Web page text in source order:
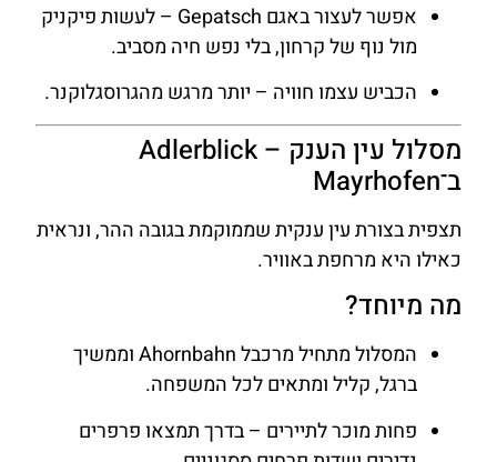
אפשר לעצור באגם Gepatsch – לעשות פיקניק
מול נוף של קרחון, בלי נפש חיה מסביב.
הכביש עצמו חוויה – יותר מרגש מהגרוסגלוקנר.
מסלול עין הענק – Adlerblick
ב־Mayrhofen
תצפית בצורת עין ענקית שממוקמת בגובה ההר, ונראית
כאילו היא מרחפת באוויר.
מה מיוחד?
המסלול מתחיל מרכבל Ahornbahn וממשיך
ברגל, קליל ומתאים לכל המשפחה.
פחות מוכר לתיירים – בדרך תמצאו פרפרים